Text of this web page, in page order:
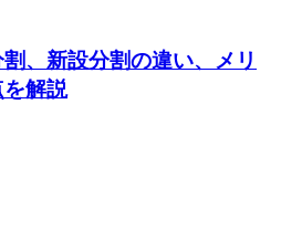
、新設分割の違い、メリ
を解説